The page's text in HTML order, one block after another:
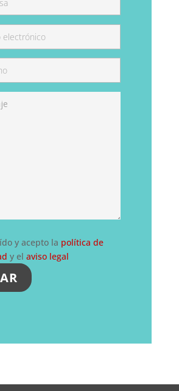
y acepto la política de
y el aviso legal